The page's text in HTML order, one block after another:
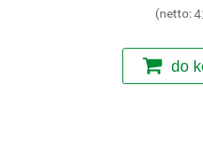
(netto:
do